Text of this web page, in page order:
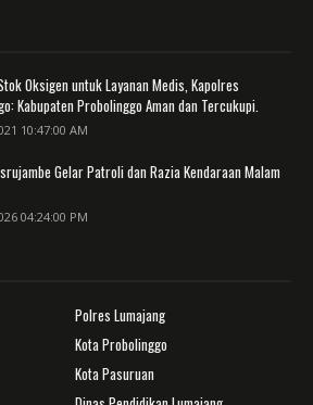
Oksigen untuk Layanan Medis, Kapolres
Kabupaten Probolinggo Aman dan Tercukupi.
10:47:00 AM
Gelar Patroli dan Razia Kendaraan Malam
04:24:00 PM
Polres Lumajang
Kota Probolinggo
Kota Pasuruan